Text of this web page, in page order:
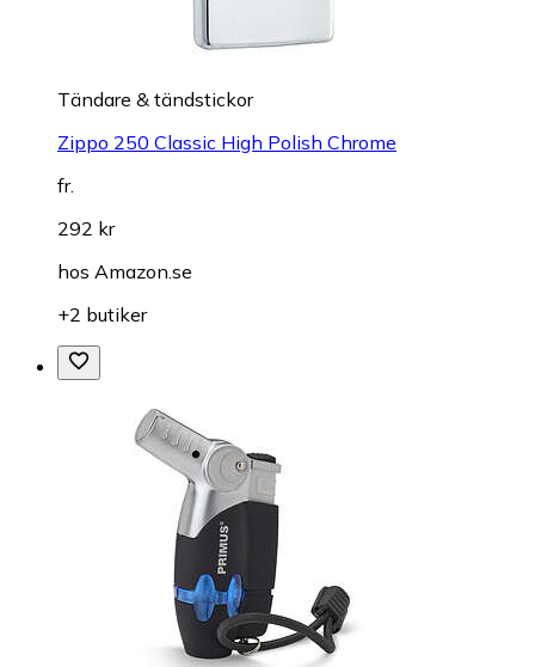
Tändare & tändstickor
Zippo 250 Classic High Polish Chrome
fr.
292 kr
hos Amazon.se
+2 butiker